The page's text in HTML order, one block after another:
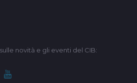
novità e gli eventi del CIB: